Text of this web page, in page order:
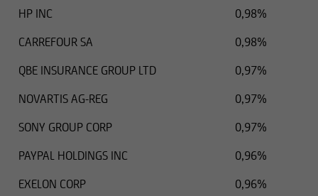
HP INC
0,98%
CARREFOUR SA
0,98%
QBE INSURANCE GROUP LTD
0,97%
NOVARTIS AG-REG
0,97%
SONY GROUP CORP
0,97%
PAYPAL HOLDINGS INC
0,96%
EXELON CORP
0,96%